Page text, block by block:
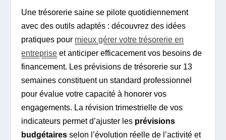
Une trésorerie saine se pilote quotidiennement
avec des outils adaptés : découvrez des idées
pratiques pour mieux gérer votre trésorerie en
entreprise et anticiper efficacement vos besoins de
financement. Les prévisions de trésorerie sur 13
semaines constituent un standard professionnel
pour évalue votre capacité à honorer vos
engagements. La révision trimestrielle de vos
indicateurs permet d’ajuster les prévisions
budgétaires selon l’évolution réelle de l’activité et